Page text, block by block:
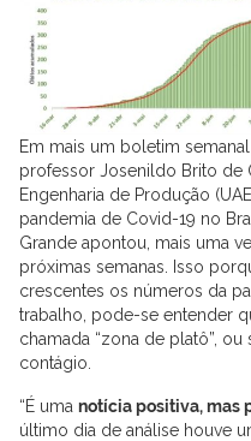
Em mais um boletim
professor Josenildo Brito de
Engenharia de Produção
pandemia de Covid-19 no
Grande apontou, mais uma
próximas semanas. Isso
crescentes os números da
trabalho, pode-se entender
chamada “zona de platô”,
contágio.
“É uma notícia positiva, mas
último dia de análise houve